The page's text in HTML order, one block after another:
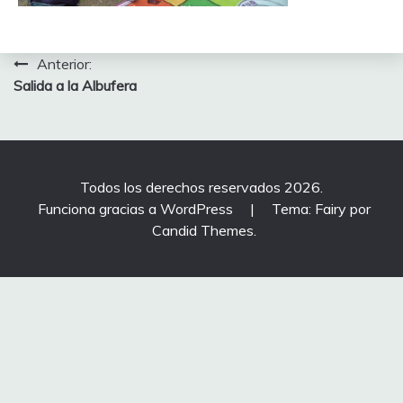
Navegación
de
entradas
Anterior:
Salida a la Albufera
Todos los derechos reservados 2026.
Funciona gracias a WordPress
|
Tema: Fairy por
Candid Themes